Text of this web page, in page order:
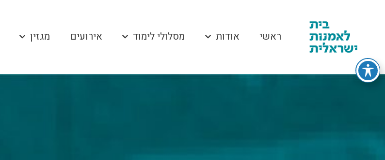
ראשי אודות מסלולי לימוד אירועים מגזין